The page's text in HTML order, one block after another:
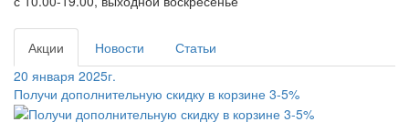
Акции Новости
Статьи
20 января 2025г.
Получи дополнительную скидку в корзине 3-5%